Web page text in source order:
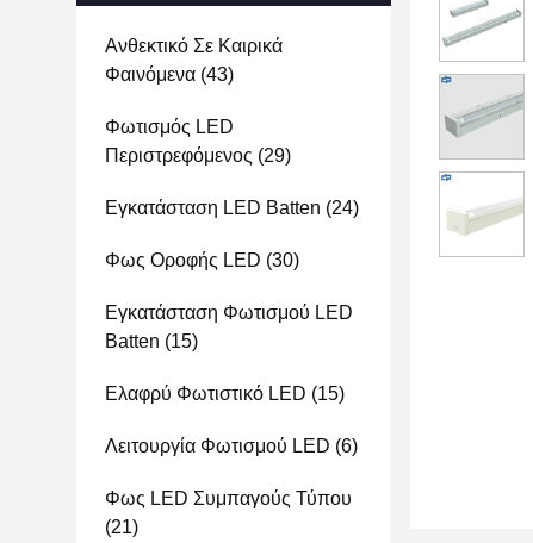
Ανθεκτικό Σε Καιρικά
Φαινόμενα (43)
Φωτισμός LED
Περιστρεφόμενος (29)
Εγκατάσταση LED Batten (24)
Φως Οροφής LED (30)
Εγκατάσταση Φωτισμού LED
Batten (15)
Ελαφρύ Φωτιστικό LED (15)
Λειτουργία Φωτισμού LED (6)
Φως LED Συμπαγούς Τύπου
(21)